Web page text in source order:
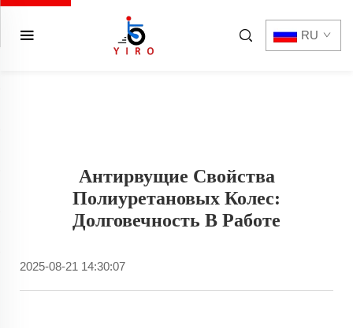
RU
Антирвущие Свойства
Полиуретановых Колес:
Долговечность В Работе
2025-08-21 14:30:07